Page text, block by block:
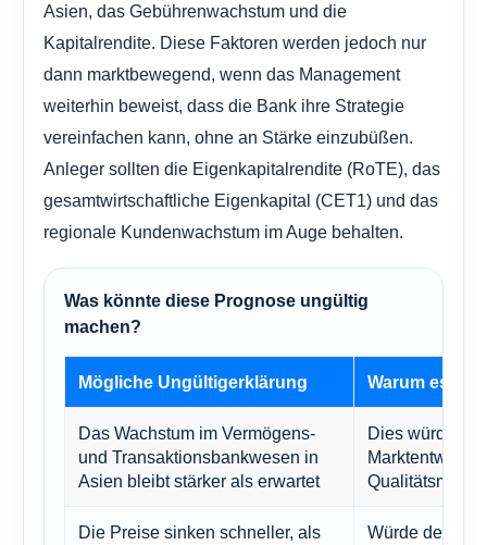
Asien, das Gebührenwachstum und die
Kapitalrendite. Diese Faktoren werden jedoch nur
dann marktbewegend, wenn das Management
weiterhin beweist, dass die Bank ihre Strategie
vereinfachen kann, ohne an Stärke einzubüßen.
Anleger sollten die Eigenkapitalrendite (RoTE), das
gesamtwirtschaftliche Eigenkapital (CET1) und das
regionale Kundenwachstum im Auge behalten.
Was könnte diese Prognose ungültig
machen?
Mögliche Ungültigerklärung Warum es
Das Wachstum im Vermögens-
und Transaktionsbankwesen in
Asien bleibt stärker als erwartet
Dies würde
Die Preise sinken schneller, als
Würde den NII